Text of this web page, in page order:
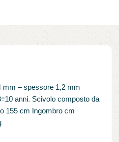
mm – spessore 1,2 mm
anni. Scivolo composto da
155 cm Ingombro cm